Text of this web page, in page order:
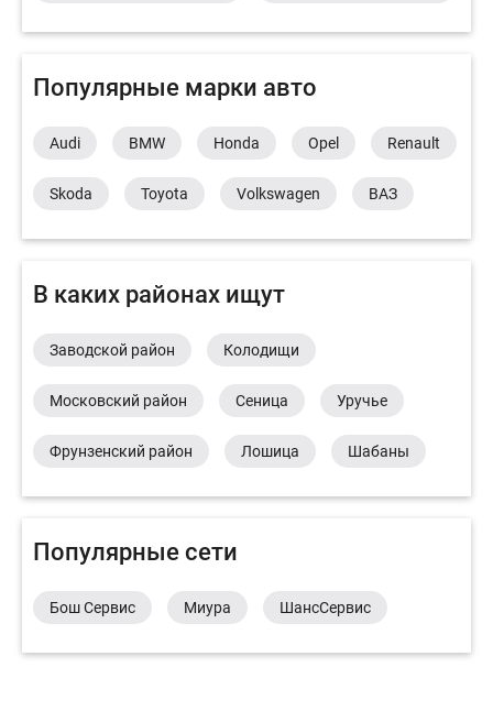
Популярные марки авто
Audi BMW Honda Opel Renault
Skoda Toyota Volkswagen ВАЗ
В каких районах ищут
Заводской район Колодищи
Московский район Сеница Уручье
Фрунзенский район Лошица Шабаны
Популярные сети
Бош Сервис Миура ШансСервис